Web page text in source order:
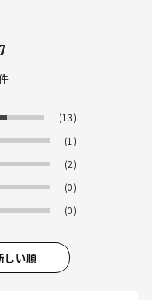
(13)
(1)
(2)
(0)
(0)
しい順